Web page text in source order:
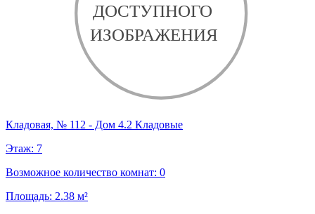
Кладовая, № 112 - Дом 4.2 Кладовые
Этаж: 7
Возможное количество комнат: 0
Площадь: 2.38 м²